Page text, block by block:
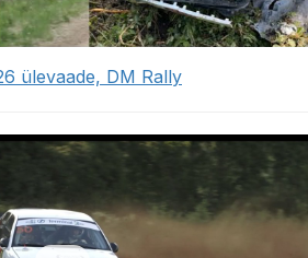
ülevaade, DM Rally